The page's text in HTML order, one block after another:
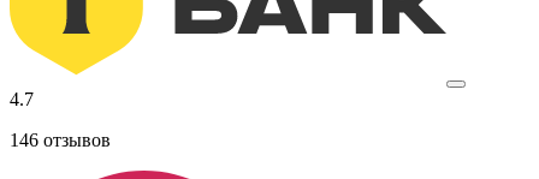
4.7
146 отзывов